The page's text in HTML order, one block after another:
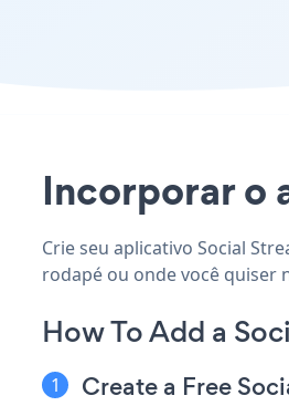
Incorporar o
Crie seu aplicativo Social
rodapé ou onde você quiser
How To Add a
Create a Free